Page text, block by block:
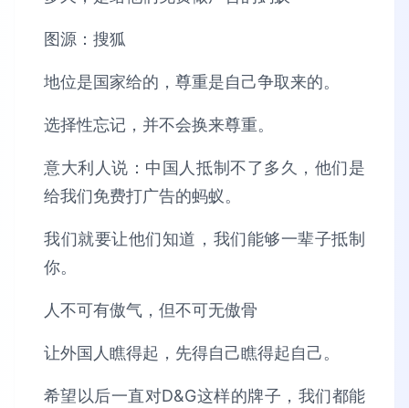
图源：搜狐
地位是国家给的，尊重是自己争取来的。
选择性忘记，并不会换来尊重。
意大利人说：中国人抵制不了多久，他们是
给我们免费打广告的蚂蚁。
我们就要让他们知道，我们能够一辈子抵制
你。
人不可有傲气，但不可无傲骨
让外国人瞧得起，先得自己瞧得起自己。
希望以后一直对D&G这样的牌子，我们都能